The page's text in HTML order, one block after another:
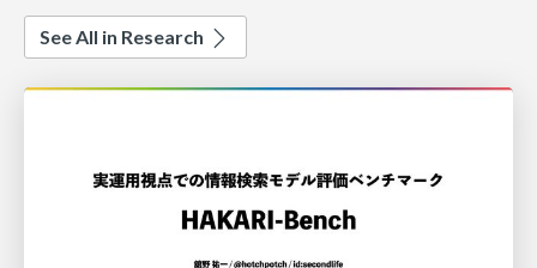
See All in Research